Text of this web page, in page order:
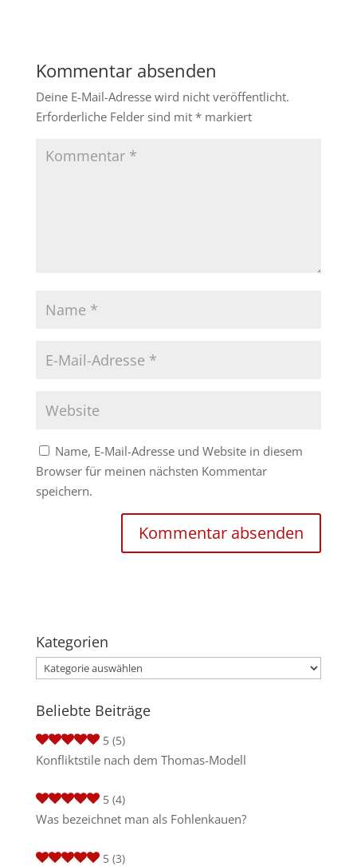
Kommentar absenden
Deine E-Mail-Adresse wird nicht veröffentlicht.
Erforderliche Felder sind mit *markiert
Name, E-Mail-Adresse und Website in diesem
Browser für meinen nächsten Kommentar
speichern.
Kategorien
Kategorien
Beliebte Beiträge
5 (5)
Konfliktstile nach dem Thomas-Modell
5 (4)
Was bezeichnet man als Fohlenkauen?
5 (3)